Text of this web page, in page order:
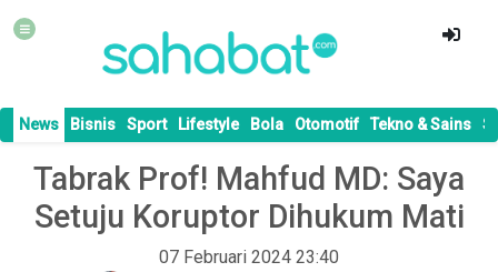
News Bisnis Sport Lifestyle Bola Otomotif Tekno & Sains
Tabrak Prof! Mahfud MD: Saya
Setuju Koruptor Dihukum Mati
07 Februari 2024 23:40